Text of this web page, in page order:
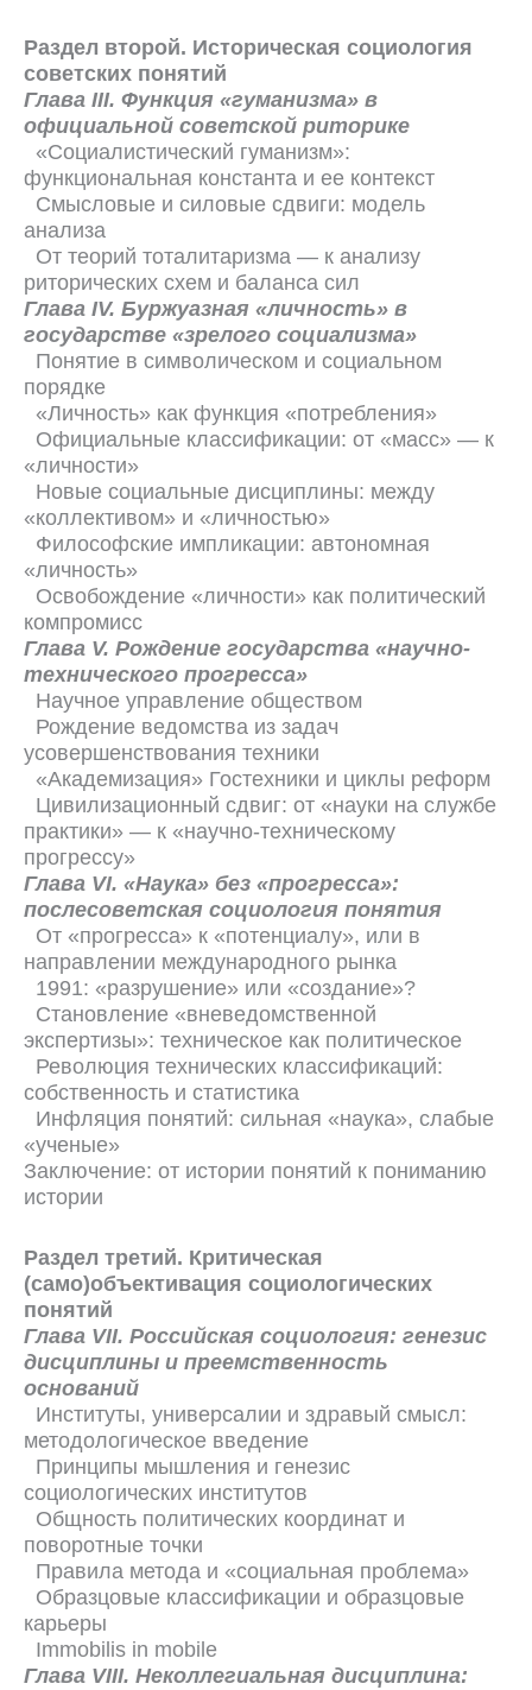
Раздел второй. Историческая социология
советских понятий
Глава III. Функция «гуманизма» в
официальной советской риторике
«Социалистический гуманизм»:
функциональная константа и ее контекст
Смысловые и силовые сдвиги: модель
анализа
От теорий тоталитаризма — к анализу
риторических схем и баланса сил
Глава IV. Буржуазная «личность» в
государстве «зрелого социализма»
Понятие в символическом и социальном
порядке
«Личность» как функция «потребления»
Официальные классификации: от «масс» — к
«личности»
Новые социальные дисциплины: между
«коллективом» и «личностью»
Философские импликации: автономная
«личность»
Освобождение «личности» как политический
компромисс
Глава V. Рождение государства «научно-
технического прогресса»
Научное управление обществом
Рождение ведомства из задач
усовершенствования техники
«Академизация» Гостехники и циклы реформ
Цивилизационный сдвиг: от «науки на службе
практики» — к «научно-техническому
прогрессу»
Глава VI. «Наука» без «прогресса»:
послесоветская социология понятия
От «прогресса» к «потенциалу», или в
направлении международного рынка
1991: «разрушение» или «создание»?
Становление «вневедомственной
экспертизы»: техническое как политическое
Революция технических классификаций:
собственность и статистика
Инфляция понятий: сильная «наука», слабые
«ученые»
Заключение: от истории понятий к пониманию
истории
Раздел третий. Критическая
(само)объективация социологических
понятий
Глава VII. Российская социология: генезис
дисциплины и преемственность
оснований
Институты, универсалии и здравый смысл:
методологическое введение
Принципы мышления и генезис
социологических институтов
Общность политических координат и
поворотные точки
Правила метода и «социальная проблема»
Образцовые классификации и образцовые
карьеры
Immobilis in mobile
Глава VIII. Неколлегиальная дисциплина: